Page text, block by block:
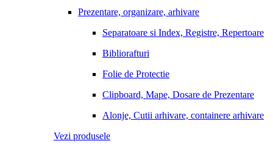
Prezentare, organizare, arhivare
Separatoare si Index, Registre, Repertoare
Bibliorafturi
Folie de Protectie
Clipboard, Mape, Dosare de Prezentare
Alonje, Cutii arhivare, containere arhivare
Vezi produsele